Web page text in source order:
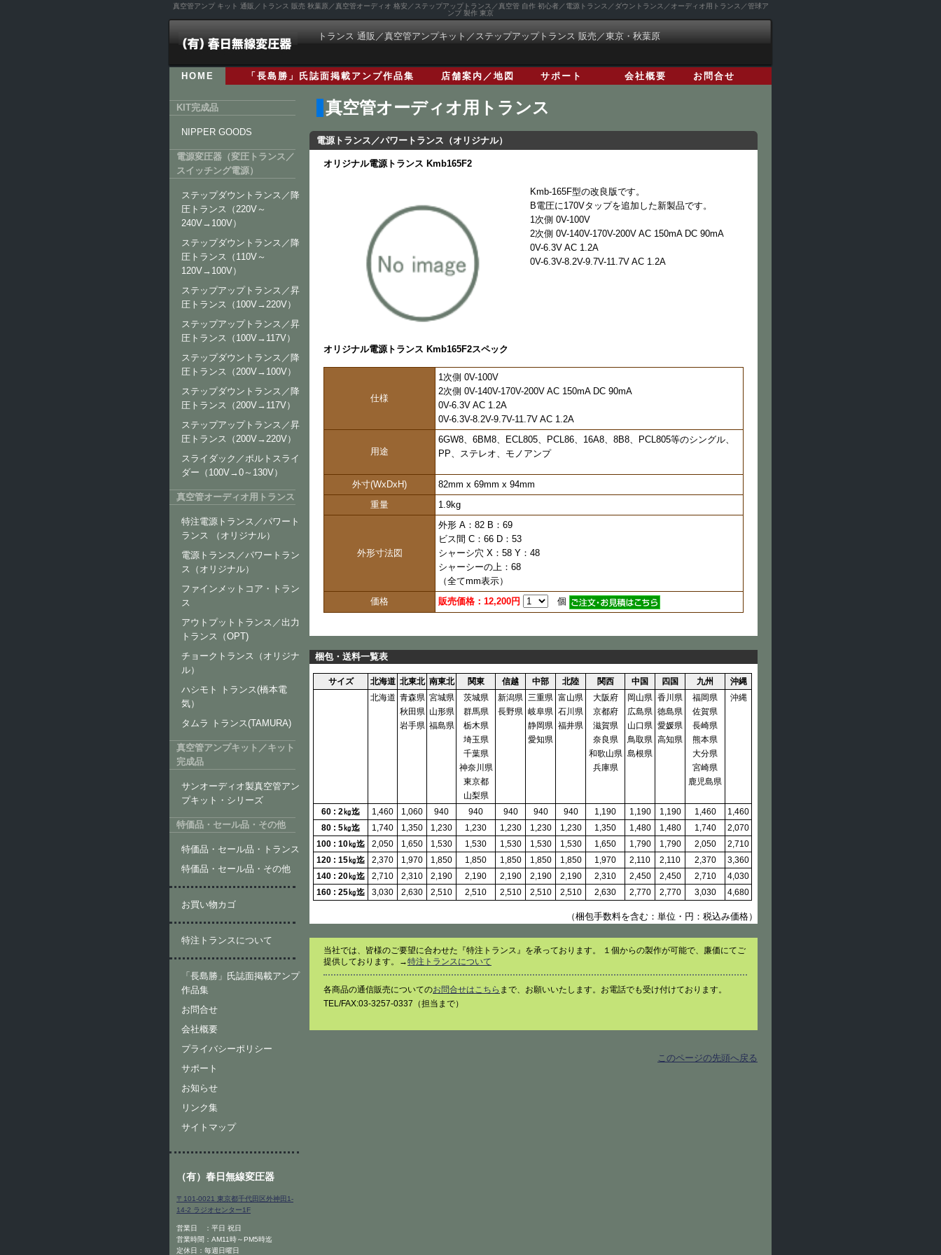
真空管アンプ キット 通販／トランス 販売 秋葉原／真空管オーディオ 格安／ステップアップトランス／真空管 自作 初心者／電源トランス／ダウントランス／オーディオ用トランス／管球ア
ンプ 製作 東京
トランス 通販／真空管アンプキット／ステップアップトランス 販売／東京・秋葉原
HOME 「長島勝」氏誌面掲載アンプ作品集 店舗案内／地図 サポート 会社概要 お問合せ
真空管オーディオ用トランス
電源トランス／パワートランス（オリジナル）
オリジナル電源トランス Kmb165F2
Kmb-165F型の改良版です。
B電圧に170Vタップを追加した新製品です。
1次側 0V-100V
2次側 0V-140V-170V-200V AC 150mA DC 90mA
0V-6.3V AC 1.2A
0V-6.3V-8.2V-9.7V-11.7V AC 1.2A
オリジナル電源トランス Kmb165F2スペック
仕様
1次側 0V-100V
2次側 0V-140V-170V-200V AC 150mA DC 90mA
0V-6.3V AC 1.2A
0V-6.3V-8.2V-9.7V-11.7V AC 1.2A
用途
6GW8、6BM8、ECL805、PCL86、16A8、8B8、PCL805等のシングル、
PP、ステレオ、モノアンプ
外寸(WxDxH)
82mm x 69mm x 94mm
重量
1.9kg
外形寸法図
外形 A：82 B：69
ビス間 C：66 D：53
シャーシ穴 X：58 Y：48
シャーシーの上：68
（全てmm表示）
価格
販売価格：12,200円 個
梱包・送料一覧表
サイズ 北海道 北東北 南東北 関東 信越 中部 北陸 関西 中国 四国 九州
沖縄
北海道 青森県
秋田県
岩手県
宮城県
山形県
福島県
茨城県
群馬県
栃木県
埼玉県
千葉県
神奈川県
東京都
山梨県
新潟県
長野県
三重県
岐阜県
静岡県
愛知県
富山県
石川県
福井県
大阪府
京都府
滋賀県
奈良県
和歌山県
兵庫県
岡山県
広島県
山口県
鳥取県
島根県
香川県
徳島県
愛媛県
高知県
福岡県
佐賀県
長崎県
熊本県
大分県
宮崎県
鹿児島県
沖縄
60 : 2㎏迄 1,460 1,060 940 940 940 940 940 1,190 1,190 1,190 1,460
1,460
80 : 5㎏迄
1,740 1,350 1,230 1,230 1,230 1,230 1,230 1,350 1,480 1,480 1,740
2,070
100 : 10㎏迄
2,050 1,650 1,530 1,530 1,530 1,530 1,530 1,650 1,790 1,790 2,050
2,710
120 : 15㎏迄
2,370 1,970 1,850 1,850 1,850 1,850 1,850 1,970 2,110 2,110 2,370
3,360
140 : 20㎏迄
2,710 2,310 2,190 2,190 2,190 2,190 2,190 2,310 2,450 2,450 2,710
4,030
160 : 25㎏迄
3,030 2,630 2,510 2,510 2,510 2,510 2,510 2,630 2,770 2,770 3,030 4,680
（梱包手数料を含む：単位・円：税込み価格）
当社では、皆様のご要望に合わせた『特注トランス』を承っております。 １個からの製作が可能で、廉価にてご
提供しております。→特注トランスについて
各商品の通信販売についてのお問合せはこちら まで、お願いいたします。お電話でも受け付けております。
TEL/FAX:03-3257-0337（担当まで）
このページの先頭へ戻る
KIT完成品
NIPPER GOODS
電源変圧器（変圧トランス／
スイッチング電源）
ステップダウントランス／降
圧トランス（220V～
240V→100V）
ステップダウントランス／降
圧トランス（110V～
120V→100V）
ステップアップトランス／昇
圧トランス（100V→220V）
ステップアップトランス／昇
圧トランス（100V→117V）
ステップダウントランス／降
圧トランス（200V→100V）
ステップダウントランス／降
圧トランス（200V→117V）
ステップアップトランス／昇
圧トランス（200V→220V）
スライダック／ボルトスライ
ダー（100V→0～130V）
真空管オーディオ用トランス
特注電源トランス／パワート
ランス （オリジナル）
電源トランス／パワートラン
ス（オリジナル）
ファインメットコア・トラン
ス
アウトプットトランス／出力
トランス（OPT)
チョークトランス（オリジナ
ル）
ハシモト トランス(橋本電
気）
タムラ トランス(TAMURA)
真空管アンプキット／キット
完成品
サンオーディオ製真空管アン
プキット・シリーズ
特価品・セール品・その他
特価品・セール品・トランス
特価品・セール品・その他
お買い物カゴ
特注トランスについて
「長島勝」氏誌面掲載アンプ
作品集
お問合せ
会社概要
プライバシーポリシー
サポート
お知らせ
リンク集
サイトマップ
（有）春日無線変圧器
〒101-0021 東京都千代田区外神田1-
14-2 ラジオセンター1F
営業日 ：平日 祝日
営業時間：AM11時～PM5時迄
定休日：毎週日曜日